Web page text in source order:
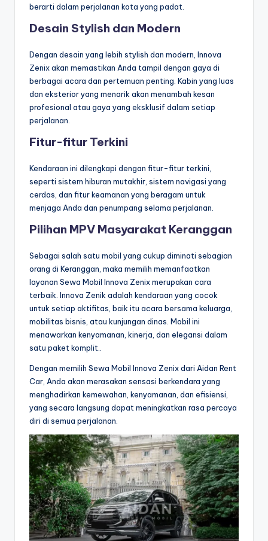
berarti dalam perjalanan kota yang padat.
Desain Stylish dan Modern
Dengan desain yang lebih stylish dan modern, Innova
Zenix akan memastikan Anda tampil dengan gaya di
berbagai acara dan pertemuan penting. Kabin yang luas
dan eksterior yang menarik akan menambah kesan
profesional atau gaya yang eksklusif dalam setiap
perjalanan.
Fitur-fitur Terkini
Kendaraan ini dilengkapi dengan fitur-fitur terkini,
seperti sistem hiburan mutakhir, sistem navigasi yang
cerdas, dan fitur keamanan yang beragam untuk
menjaga Anda dan penumpang selama perjalanan.
Pilihan MPV Masyarakat Keranggan
Sebagai salah satu mobil yang cukup diminati sebagian
orang di Keranggan, maka memilih memanfaatkan
layanan Sewa Mobil Innova Zenix merupakan cara
terbaik. Innova Zenik adalah kendaraan yang cocok
untuk setiap aktifitas, baik itu acara bersama keluarga,
mobilitas bisnis, atau kunjungan dinas. Mobil ini
menawarkan kenyamanan, kinerja, dan elegansi dalam
satu paket komplit..
Dengan memilih Sewa Mobil Innova Zenix dari Aidan Rent
Car, Anda akan merasakan sensasi berkendara yang
menghadirkan kemewahan, kenyamanan, dan efisiensi,
yang secara langsung dapat meningkatkan rasa percaya
diri di semua perjalanan.